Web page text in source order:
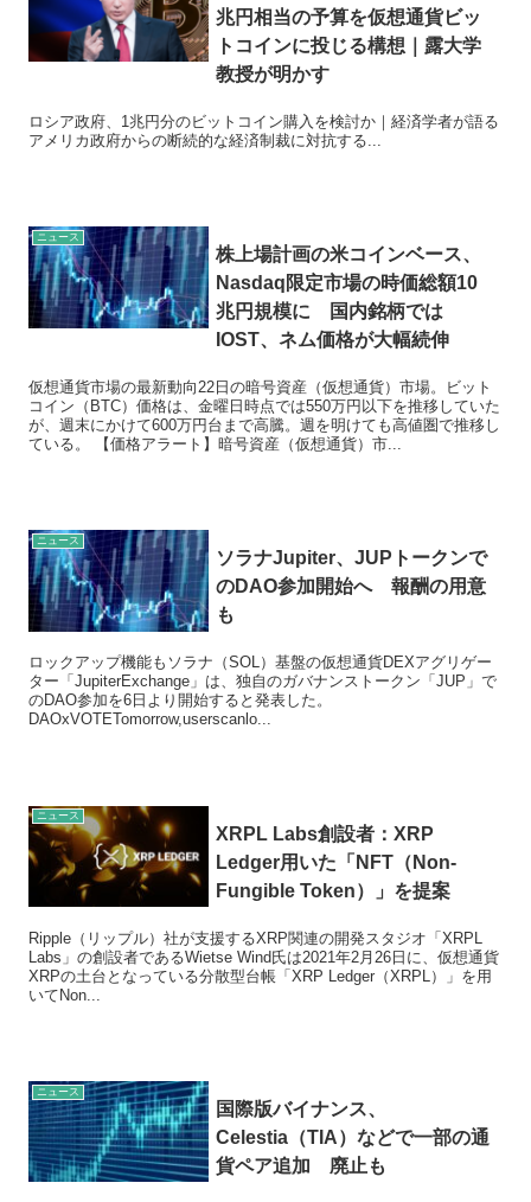
兆円相当の予算を仮想通貨ビッ
トコインに投じる構想｜露大学
教授が明かす
ロシア政府、1兆円分のビットコイン購入を検討か｜経済学者が語る
アメリカ政府からの断続的な経済制裁に対抗する...
ニュース
株上場計画の米コインベース、
Nasdaq限定市場の時価総額10
兆円規模に 国内銘柄では
IOST、ネム価格が大幅続伸
仮想通貨市場の最新動向22日の暗号資産（仮想通貨）市場。ビット
コイン（BTC）価格は、金曜日時点では550万円以下を推移していた
が、週末にかけて600万円台まで高騰。週を明けても高値圏で推移し
ている。 【価格アラート】暗号資産（仮想通貨）市...
ニュース
ソラナJupiter、JUPトークンで
のDAO参加開始へ 報酬の用意
も
ロックアップ機能もソラナ（SOL）基盤の仮想通貨DEXアグリゲー
ター「JupiterExchange」は、独自のガバナンストークン「JUP」で
のDAO参加を6日より開始すると発表した。
DAOxVOTETomorrow,userscanlo...
ニュース
XRPL Labs創設者：XRP
Ledger用いた「NFT（Non-
Fungible Token）」を提案
Ripple（リップル）社が支援するXRP関連の開発スタジオ「XRPL
Labs」の創設者であるWietse Wind氏は2021年2月26日に、仮想通貨
XRPの土台となっている分散型台帳「XRP Ledger（XRPL）」を用
いてNon...
ニュース
国際版バイナンス、
Celestia（TIA）などで一部の通
貨ペア追加 廃止も